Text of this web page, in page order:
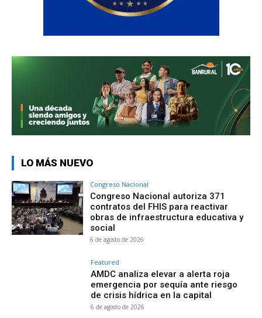
LO MÁS NUEVO
Congreso Nacional
Congreso Nacional autoriza 371
contratos del FHIS para reactivar
obras de infraestructura educativa y
social
6 de agosto de 2026
Featured
AMDC analiza elevar a alerta roja
emergencia por sequía ante riesgo
de crisis hídrica en la capital
6 de agosto de 2026